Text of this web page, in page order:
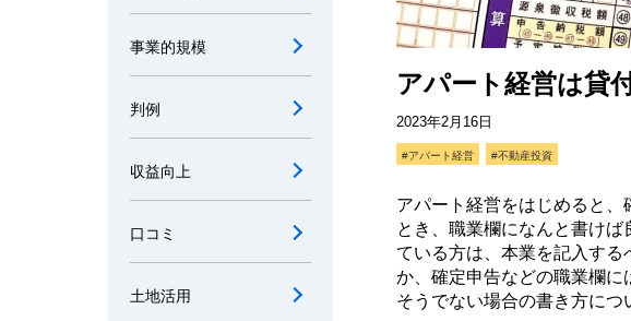
アパート経営は貸
2023年2月16日
#アパート経営 #不動産投資
アパート経営をはじめると
とき、職業欄になんと書け
ている方は、本業を記入す
か、確定申告などの職業欄に
そうでない場合の書き方につ
事業的規模
判例
収益向上
口コミ
土地活用